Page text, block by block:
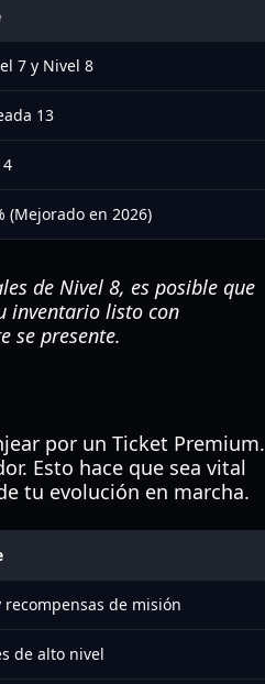
7 y Nivel 8
13
(Mejorado en 2026)
de Nivel 8, es posible que
inventario listo con
se presente.
por un Ticket Premium.
Esto hace que sea vital
tu evolución en marcha.
recompensas de misión
de alto nivel